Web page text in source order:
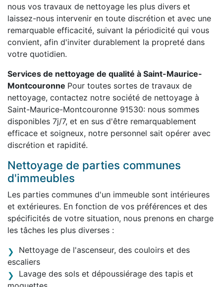
nous vos travaux de nettoyage les plus divers et
laissez-nous intervenir en toute discrétion et avec une
remarquable efficacité, suivant la périodicité qui vous
convient, afin d'inviter durablement la propreté dans
votre quotidien.
Services de nettoyage de qualité à Saint-Maurice-
Montcouronne Pour toutes sortes de travaux de
nettoyage, contactez notre société de nettoyage à
Saint-Maurice-Montcouronne 91530: nous sommes
disponibles 7j/7, et en sus d'être remarquablement
efficace et soigneux, notre personnel sait opérer avec
discrétion et rapidité.
Nettoyage de parties communes
d'immeubles
Les parties communes d'un immeuble sont intérieures
et extérieures. En fonction de vos préférences et des
spécificités de votre situation, nous prenons en charge
les tâches les plus diverses :
Nettoyage de l'ascenseur, des couloirs et des
escaliers
Lavage des sols et dépoussiérage des tapis et